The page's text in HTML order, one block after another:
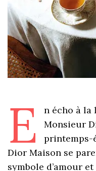
E
n écho à la
Monsieur
printemps-
Dior Maison se
symbole d’amour